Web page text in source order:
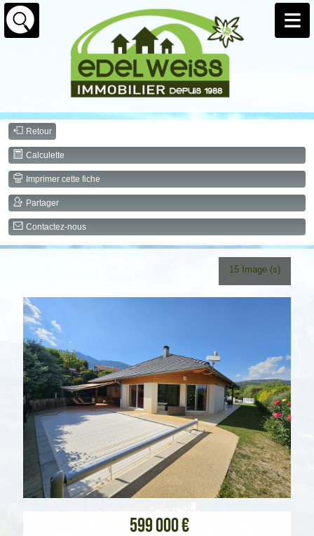
Retour
Calculette
Imprimer cette fiche
Partager
Contactez-nous
15 Image (s)
599 000 €